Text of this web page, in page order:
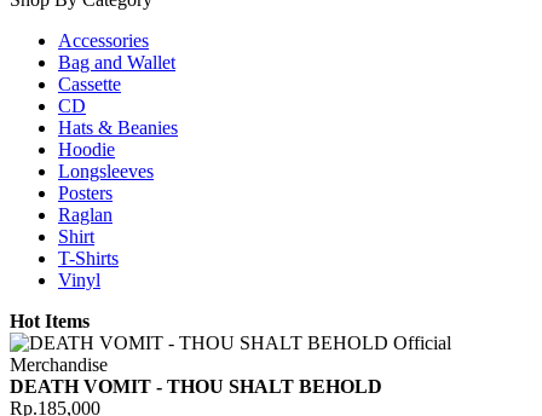
Accessories
Bag and Wallet
Cassette
CD
Hats & Beanies
Hoodie
Longsleeves
Posters
Raglan
Shirt
T-Shirts
Vinyl
Hot Items
DEATH VOMIT - THOU SHALT BEHOLD
Rp.185,000